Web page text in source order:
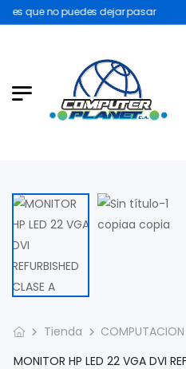
que no puedes dejar pasar
Tienda
COMPUTACION
MONITOR HP LED 22 VGA DVI